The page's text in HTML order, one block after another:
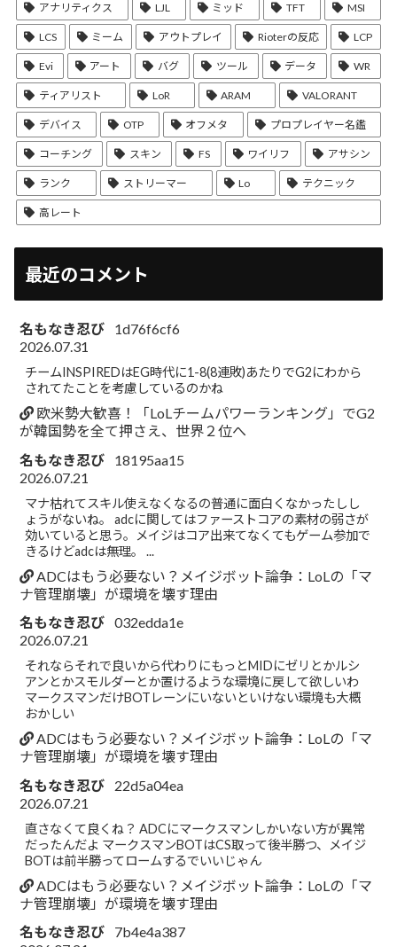
アナリティクス LJL ミッド TFT MSI
LCS ミーム アウトプレイ Rioterの反応 LCP
Evi アート バグ ツール データ WR
ティアリスト LoR ARAM VALORANT
デバイス OTP オフメタ プロプレイヤー名鑑
コーチング スキン FS ワイリフ アサシン
ランク ストリーマー Lo テクニック
高レート
最近のコメント
名もなき忍び
1d76f6cf6
2026.07.31
チームINSPIREDはEG時代に1-8(8連敗)あたりでG2にわから
されてたことを考慮しているのかね
欧米勢大歓喜！「LoLチームパワーランキング」でG2
が韓国勢を全て押さえ、世界２位へ
名もなき忍び
18195aa15
2026.07.21
マナ枯れてスキル使えなくなるの普通に面白くなかったしし
ょうがないね。 adcに関してはファーストコアの素材の弱さが
効いていると思う。メイジはコア出来てなくてもゲーム参加で
きるけどadcは無理。 ...
ADCはもう必要ない？メイジボット論争：LoLの「マ
ナ管理崩壊」が環境を壊す理由
名もなき忍び 032edda1e
2026.07.21
それならそれで良いから代わりにもっとMIDにゼリとかルシ
アンとかスモルダーとか置けるような環境に戻して欲しいわ
マークスマンだけBOTレーンにいないといけない環境も大概
おかしい
ADCはもう必要ない？メイジボット論争：LoLの「マ
ナ管理崩壊」が環境を壊す理由
名もなき忍び
22d5a04ea
2026.07.21
直さなくて良くね？ ADCにマークスマンしかいない方が異常
だったんだよ マークスマンBOTはCS取って後半勝つ、メイジ
BOTは前半勝ってロームするでいいじゃん
ADCはもう必要ない？メイジボット論争：LoLの「マ
ナ管理崩壊」が環境を壊す理由
名もなき忍び
7b4e4a387